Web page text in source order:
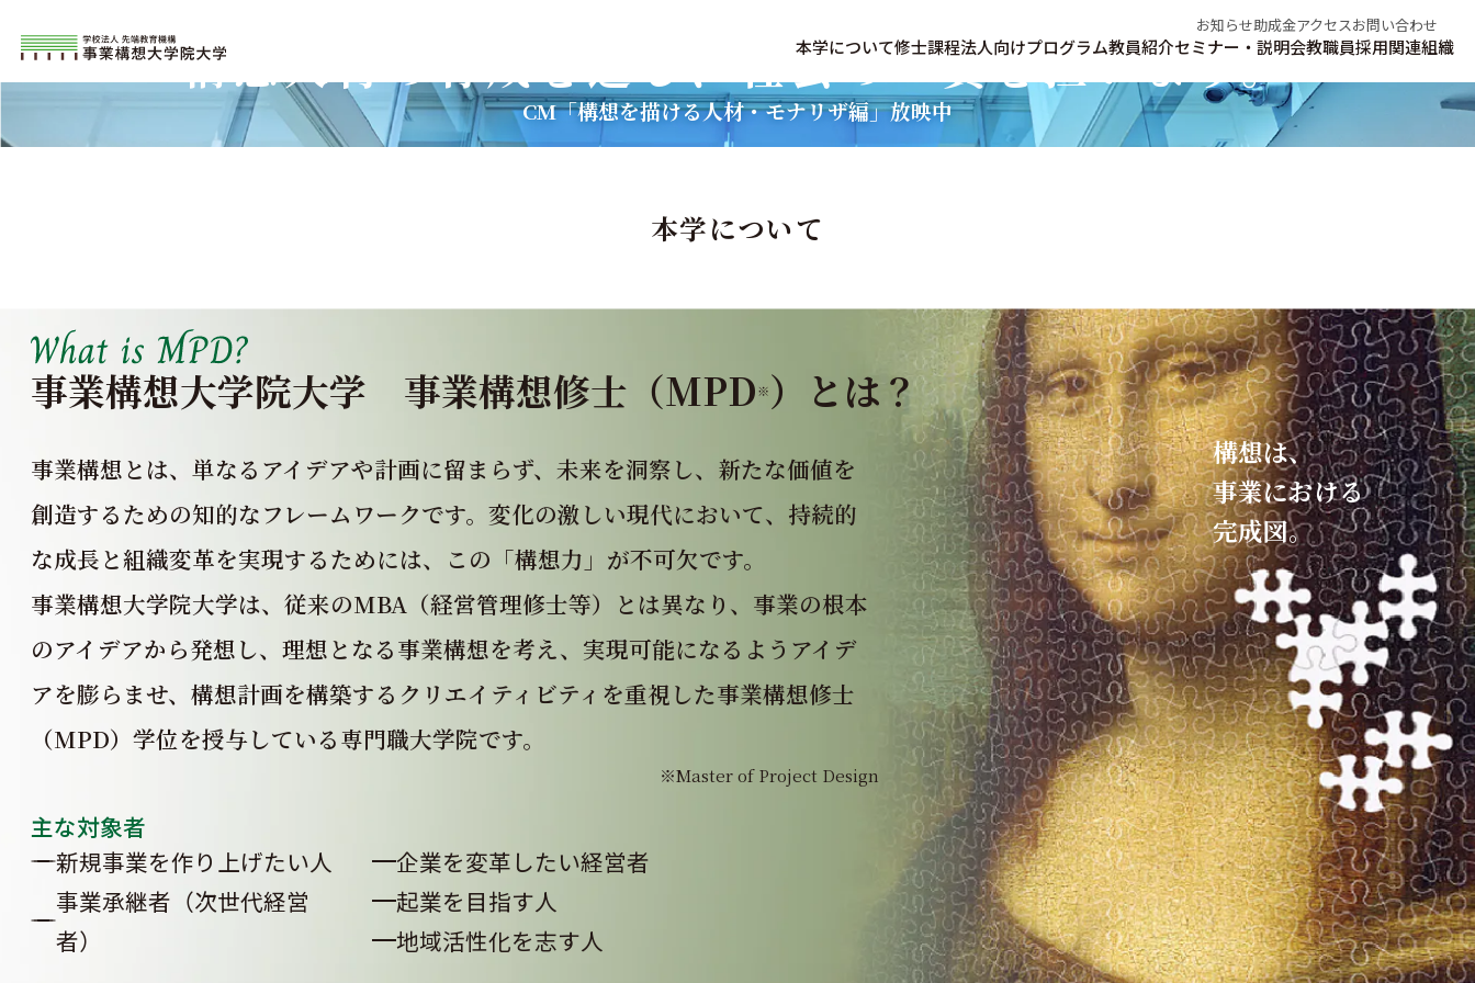
本学について修士課程法人向けプログラム教員紹介セミナー・説明会教職員採用関連組織
お知らせ助成金アクセスお問い合わせ
構想人材の育成を通し、社会の一翼を担います。
CM「構想を描ける人材・モナリザ編」放映中
本学について
事業構想大学院大学 事業構想修士（MPD※）とは？
構想は、​
事業における​
完成図。​
事業構想とは、単なるアイデアや計画に留まらず、未来を洞察し、新たな価値を
創造するための知的なフレームワークです。変化の激しい現代において、持続的
な成長と組織変革を実現するためには、この「構想力」が不可欠です。
事業構想⼤学院⼤学は、従来のMBA（経営管理修⼠等）とは異なり、事業の根本
のアイデアから発想し、理想となる事業構想を考え、実現可能になるようアイデ
アを膨らませ、構想計画を構築するクリエイティビティを重視した事業構想修⼠
（MPD）学位を授与している専⾨職⼤学院です。
※Master of Project Design
主な対象者
新規事業を作り上げたい⼈
事業承継者（次世代経営
者）
企業を変⾰したい経営者
起業を⽬指す⼈
地域活性化を志す⼈